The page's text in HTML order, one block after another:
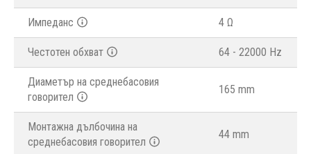
Импеданс 4 Ω
Честотен обхват 64 - 22000 Hz
Диаметър на среднебасовия
говорител
165 mm
Монтажна дълбочина на
среднебасовия говорител
44 mm